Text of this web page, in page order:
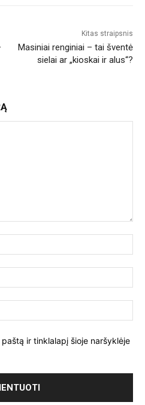
Kitas straipsnis
Masiniai renginiai – tai šventė
sielai ar „kioskai ir alus“?
ir tinklalapį šioje naršyklėje